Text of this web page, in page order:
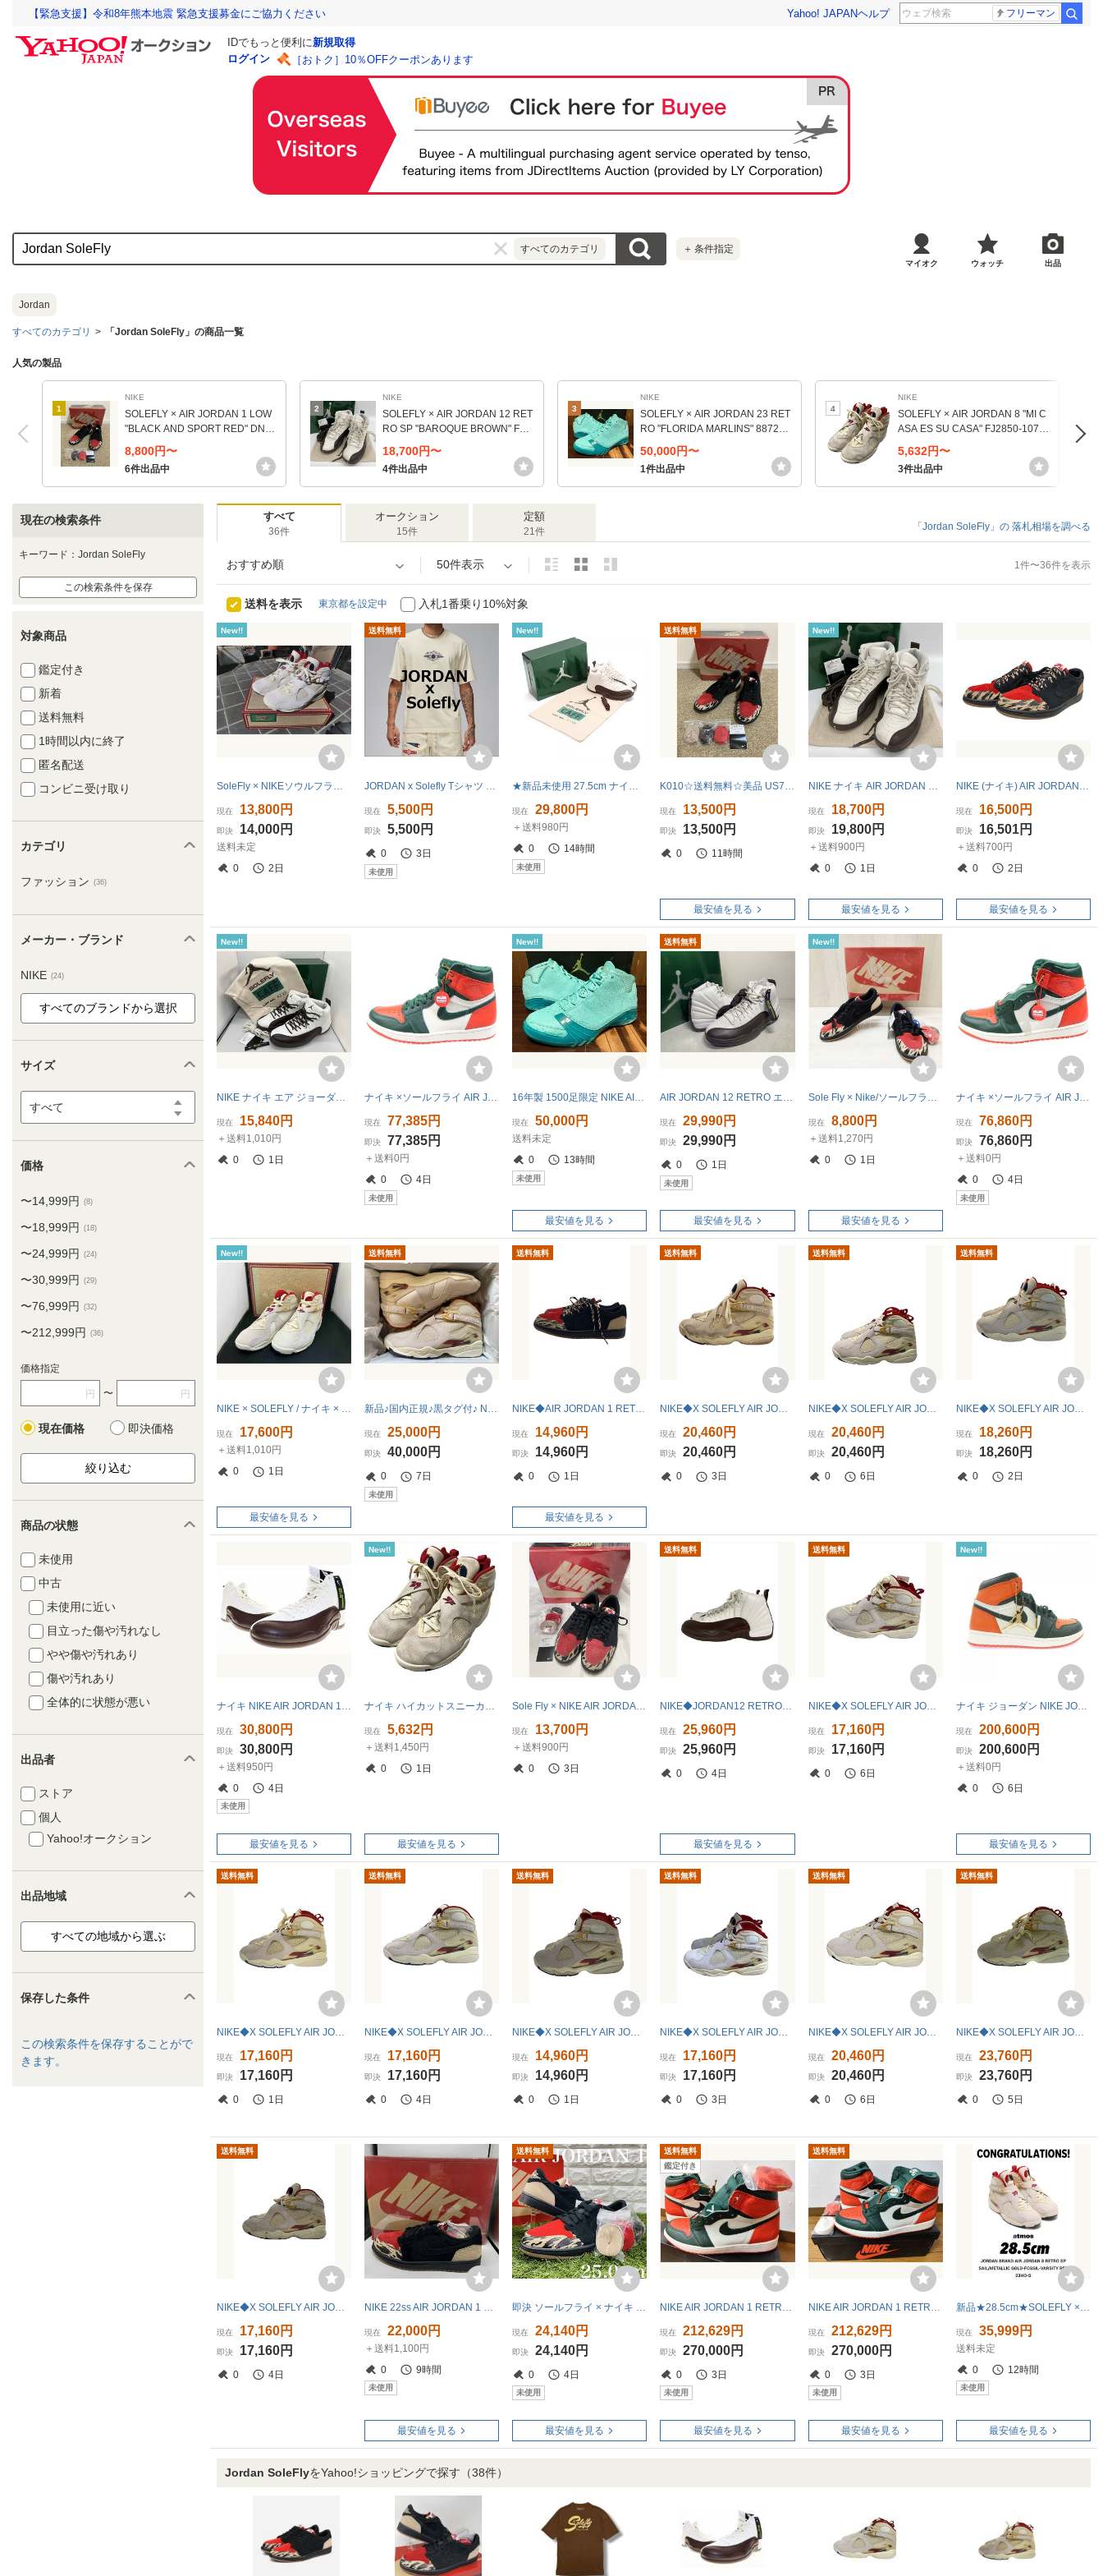
【緊急支援】令和8年熊本地震 緊急支援募金にご協力ください Yahoo! JAPANヘルプ フリーマン
IDでもっと便利に新規取得
ログイン
［おトク］10％OFFクーポンあります
すべてのカテゴリ ＋ 条件指定
マイオク ウォッチ 出品
Jordan
すべてのカテゴリ 「Jordan SoleFly」の商品一覧
人気の製品
1
NIKE
SOLEFLY × AIR JORDAN 1 LOW
"BLACK AND SPORT RED" DN3
400-001 （ブラック/スポーツレッ
ド/デザート/ガムミディアムブラ
ウン）
8,800円〜
6件出品中
2
NIKE
SOLEFLY × AIR JORDAN 12 RET
RO SP "BAROQUE BROWN" FZ5
026-100 （ホワイト/バロックブラ
ウン/セイル）
18,700円〜
4件出品中
3
NIKE
SOLEFLY × AIR JORDAN 23 RET
RO "FLORIDA MARLINS" 887230
-332 （ハイパーターコイズ/ハイ
パーターコイズ）
50,000円〜
1件出品中
4
NIKE
SOLEFLY × AIR JORDAN 8 "MI C
ASA ES SU CASA" FJ2850-107
（セイル/フォスル/バーシティレ
ッド/メタリックゴールド）
5,632円〜
3件出品中
現在の検索条件
キーワード：Jordan SoleFly
この検索条件を保存
対象商品
鑑定付き
新着
送料無料
1時間以内に終了
匿名配送
コンビニ受け取り
カテゴリ
ファッション (36)
メーカー・ブランド
NIKE (24)
サイズ
すべて
価格
〜14,999円 (8)
〜18,999円 (18)
〜24,999円 (24)
〜30,999円 (29)
〜76,999円 (32)
〜212,999円 (36)
価格指定
円 〜 円
現在価格 即決価格
商品の状態
未使用
中古
未使用に近い
目立った傷や汚れなし
やや傷や汚れあり
傷や汚れあり
全体的に状態が悪い
出品者
ストア
個人
Yahoo!オークション
出品地域
保存した条件
この検索条件を保存することがで
きます。
すべて
36件
オークション
15件
定額
21件 「Jordan SoleFly」の 落札相場を調べる
おすすめ順 50件表示 1件〜36件を表示
送料を表示 東京都を設定中 入札1番乗り10%対象
New!!
SoleFly × NIKEソウルフライ × ナイキ Air Jordan 8 Retro SP Mi Casa Es Su Casa エア ジョーダン 8 レトロ ミカサエススカサ 27.0cm
現在 13,800円
即決 14,000円
送料未定
0
2日
送料無料
JORDAN x Solefly Tシャツ 2XL ジョーダン NIKE 1 ソールフライ
現在 5,500円
即決 5,500円
0 3日
未使用
New!!
★新品未使用 27.5cm ナイキ エア ジョーダン12 レトロ SP ソールフライ NIKE AIR JORDAN 12 RETRO SP SoleFly “Baroque Brown” AJ12
現在 29,800円
＋送料980円
0
14時間
未使用
送料無料
K010☆送料無料☆美品 US7 25.0cm AIR JORDAN 1 RETRO LOW OG SP SOLEFLY『DN3400-001』 エアジョーダン 1 レトロ ロー ソールフライ
現在 13,500円
即決 13,500円
0 11時間
最安値を見る
New!!
NIKE ナイキ AIR JORDAN 12 RETRO SP FZ5026-100 スニーカー ハイカット シューズ ストリート 28cm メンズ ホワイト ブラウン 靴 ★SS187
現在 18,700円
即決 19,800円
＋送料900円
0
1日
最安値を見る
NIKE (ナイキ) AIR JORDAN 1 LOW OG SP エアジョーダン 1 スニーカー DN3400-001 27cm US9 ブラック×レッド メンズ/036
現在 16,500円
即決 16,501円
＋送料700円
0
2日
最安値を見る
New!!
NIKE ナイキ エア ジョーダン 12 レトロ スペシャル 'ソールフライ' ホワイト/バロックブラウンセイル FZ5026-100 26.5cm
現在 15,840円
＋送料1,010円
0
1日
ナイキ ×ソールフライ AIR JORDAN 1 エアジョーダン1 ハイカットスニーカー US8/26.0cm オレンジ/ホワイト AV3905-138
現在 77,385円
即決 77,385円
＋送料0円
0
4日
未使用
New!!
16年製 1500足限定 NIKE AIR JORDAN 32 SOLE FLY ナイキ エアジョーダン ソールフライ 別注 AJ【887230-332】フロリダ マリーンズ US8.5
現在 50,000円
送料未定
0
13時間
未使用
最安値を見る
送料無料
AIR JORDAN 12 RETRO エア ジョーダン 12 レトロ solefly ソールフライ US9 27cm 国内正規 未使用新品 FZ5026-100
現在 29,990円
即決 29,990円
0 1日
未使用
最安値を見る
New!!
Sole Fly × Nike/ソールフライ×ナイキ/スニーカー/Air Jordan 1 Low/DN3400-001/Black and Sport Red/ブラック×レッド/25cm
現在 8,800円
＋送料1,270円
0
1日
最安値を見る
ナイキ ×ソールフライ AIR JORDAN 1 エアジョーダン1 ハイカットスニーカー US8/26.0cm オレンジ/ホワイト AV3905-138
現在 76,860円
即決 76,860円
＋送料0円
0
4日
未使用
New!!
NIKE × SOLEFLY / ナイキ × ソールフライ Air Jordan 8 Retro SP Mi Casa Es Su Casa エアジョーダン FJ2850-107 サイズ28cm
現在 17,600円
＋送料1,010円
0
1日
最安値を見る
送料無料
新品♪国内正規♪黒タグ付♪ NIKE AIR JORDAN 8 RETRO × SOLE FLY 28.5cm エアジョーダン 8 レトロ ソールフライ
現在 25,000円
即決 40,000円
0 7日
未使用
送料無料
NIKE◆AIR JORDAN 1 RETRO LOW OG/28.5cm/マルチカラー/DN3400-001
現在 14,960円
即決 14,960円
0 1日
最安値を見る
送料無料
NIKE◆X SOLEFLY AIR JORDAN 8_X ソールフライ エアジョーダン 8/27.5cm/WHT
現在 20,460円
即決 20,460円
0 3日
送料無料
NIKE◆X SOLEFLY AIR JORDAN 8_X ソールフライ エアジョーダン 8/26cm/WHT
現在 20,460円
即決 20,460円
0 6日
送料無料
NIKE◆X SOLEFLY AIR JORDAN 8_X ソールフライ エアジョーダン 8/27cm/WHT//
現在 18,260円
即決 18,260円
0 2日
現在 30,800円
即決 30,800円
＋送料950円
0
4日
未使用
最安値を見る
New!!
現在 5,632円
＋送料1,450円
0
1日
最安値を見る
現在 13,700円
＋送料900円
0
3日
送料無料
現在 25,960円
即決 25,960円
0 4日
最安値を見る
送料無料
NIKE◆X SOLEFLY AIR JORDAN 8_X ソールフライ エアジョーダン 8/27cm/WHT
現在 17,160円
即決 17,160円
0 6日
New!!
ナイキ ジョーダン NIKE JORDAN AV3905-138 スニーカー
現在 200,600円
即決 200,600円
＋送料0円
0
6日
最安値を見る
送料無料
現在 17,160円
即決 17,160円
0 1日
送料無料
現在 17,160円
即決 17,160円
0 4日
送料無料
現在 14,960円
即決 14,960円
0 1日
送料無料
現在 17,160円
即決 17,160円
0 3日
送料無料
NIKE◆X SOLEFLY AIR JORDAN 8_X ソールフライ エアジョーダン 8/29cm/WHT//
現在 20,460円
即決 20,460円
0 6日
送料無料
NIKE◆X SOLEFLY AIR JORDAN 8_X ソールフライ エアジョーダン 8/27cm/WHT//
現在 23,760円
即決 23,760円
0 5日
送料無料
NIKE◆X SOLEFLY AIR JORDAN 8_X ソールフライ エアジョーダン 8/28cm/WHT//
現在 17,160円
即決 17,160円
0 4日
NIKE 22ss AIR JORDAN 1 RETRO LOW OG SOLEFLY 28.5cm DN3400-001 ナイキ エアジョーダン1ローソウルフライ スニーカー
現在 22,000円
＋送料1,100円
0
9時間
未使用
最安値を見る
送料無料
即決 ソールフライ × ナイキ エアジョーダン 1 ロー RETRO LOW OG SP SOLEFLY × NIKE AIR JORDAN 1 25.0cm 送料込み DN3400-001
現在 24,140円
即決 24,140円
0 4日
未使用
最安値を見る
送料無料
鑑定付き
NIKE AIR JORDAN 1 RETRO HIGH OG SOLEFLY Art Basel Sail AV3905-138 31cm 85 bred chicago royal travis scott つま黒 AJ1 kaws 1985
現在 212,629円
即決 270,000円
0 3日
未使用
最安値を見る
送料無料
NIKE AIR JORDAN 1 RETRO HIGH OG SOLEFLY Art Basel Sail AV3905-138 32cm 85 bred chicago royal travis scott つま黒 AJ1 kaws 1985
現在 212,629円
即決 270,000円
0 3日
未使用
最安値を見る
新品★28.5cm★SOLEFLY × AIR JORDAN 8 MI CASA ES SU CASA★ソールフライ × ナイキ エアジョーダン 8 ミ カサ エス ス カサ★FJ2850-107
現在 35,999円
送料未定
0
12時間
未使用
最安値を見る
Jordan SoleFlyをYahoo!ショッピングで探す （38件）